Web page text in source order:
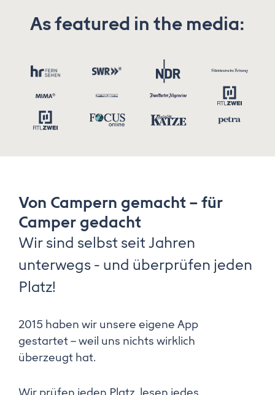
As featured in the media:
Von Campern gemacht – für
Camper gedacht
Wir sind selbst seit Jahren
unterwegs - und überprüfen jeden
Platz!
2015 haben wir unsere eigene App
gestartet – weil uns nichts wirklich
überzeugt hat.